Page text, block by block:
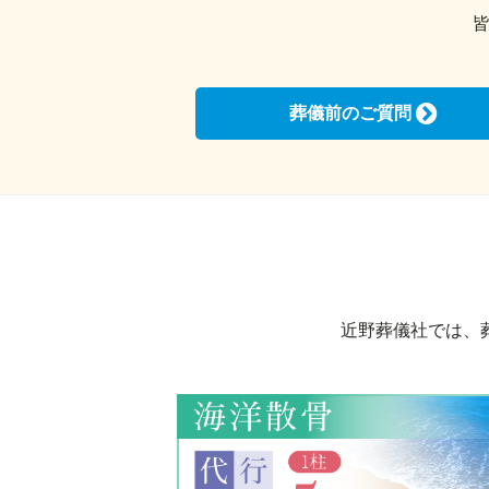
葬儀前のご質問
近野葬儀社では、